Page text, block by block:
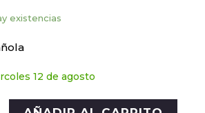
existencias
12 de agosto